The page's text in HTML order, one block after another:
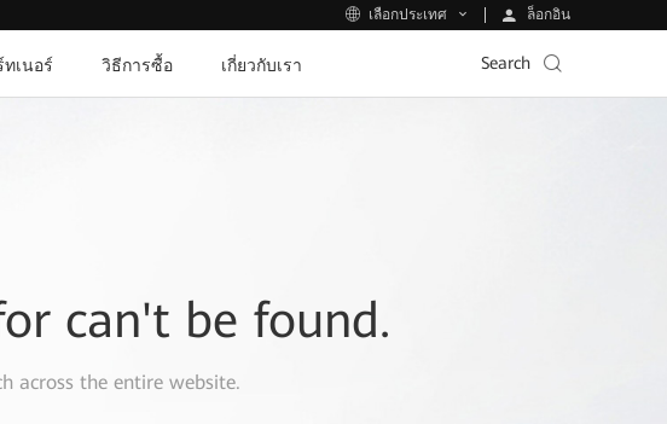
เลือกประเทศ ล็อกอิน
ทเนอร์ วิธีการซื้อ เกี่ยวกับเรา Search
can't be found.
across the entire website.